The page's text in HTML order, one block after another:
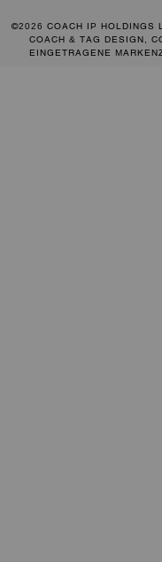
©2026 COACH IP HOLDINGS
COACH & TAG DESIGN,
EINGETRAGENE